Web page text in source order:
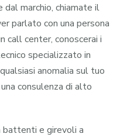
dal marchio, chiamate il
parlato con una persona
call center, conoscerai i
specializzato in
anomalia sul tuo
consulenza di alto
battenti e girevoli a